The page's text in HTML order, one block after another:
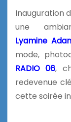
Inauguration
une
Lyamine
mode,
RADIO 06,
redevenue
cette soirée